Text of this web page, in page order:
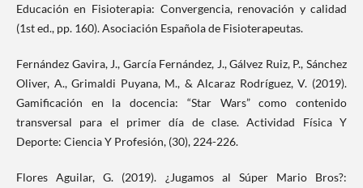
Educación en Fisioterapia: Convergencia, renovación y calidad
(1st ed., pp. 160). Asociación Española de Fisioterapeutas.
Fernández Gavira, J., García Fernández, J., Gálvez Ruiz, P., Sánchez
Oliver, A., Grimaldi Puyana, M., & Alcaraz Rodríguez, V. (2019).
Gamificación en la docencia: “Star Wars” como contenido
transversal para el primer día de clase. Actividad Física Y
Deporte: Ciencia Y Profesión, (30), 224-226.
Flores Aguilar, G. (2019). ¿Jugamos al Súper Mario Bros?: